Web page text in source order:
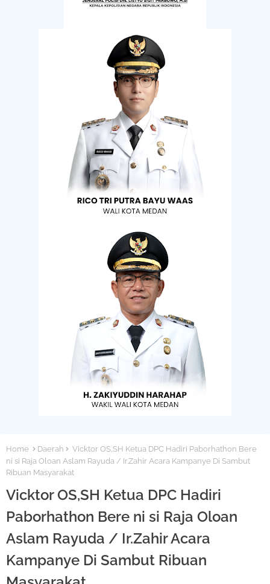
Home Daerah
Vicktor OS,SH Ketua DPC Hadiri Paborhathon Bere
ni si Raja Oloan Aslam Rayuda / Ir.Zahir Acara Kampanye Di Sambut
Ribuan Masyarakat
Vicktor OS,SH Ketua DPC Hadiri
Paborhathon Bere ni si Raja Oloan
Aslam Rayuda / Ir.Zahir Acara
Kampanye Di Sambut Ribuan